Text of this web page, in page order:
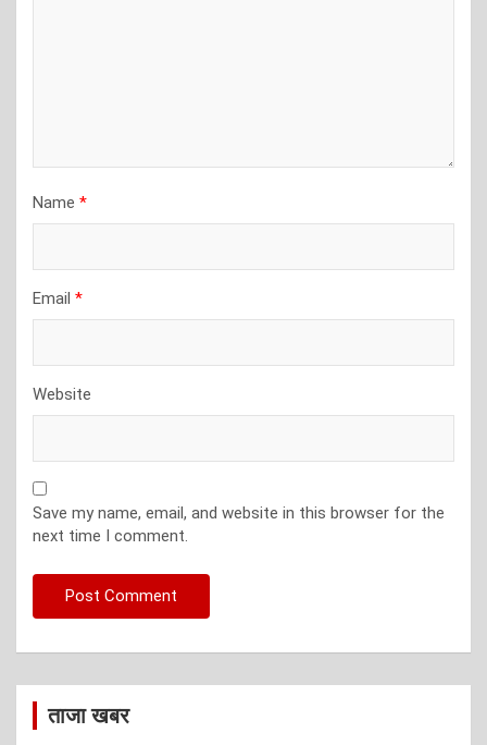
Name *
Email *
Website
Save my name, email, and website in this browser for the
next time I comment.
ताजा खबर